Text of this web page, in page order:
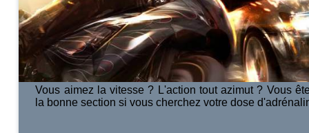
Vous aimez la vitesse ? L'action tout azimut ? Vous
la bonne section si vous cherchez votre dose